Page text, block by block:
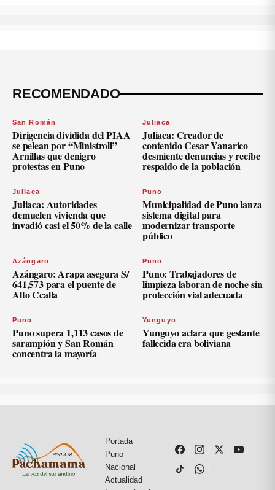
RECOMENDADO
San Román
Dirigencia dividida del PIAA
se pelean por “Ministroll”
Arnillas que denigro
protestas en Puno
Juliaca
Juliaca: Creador de
contenido Cesar Yanarico
desmiente denuncias y recibe
respaldo de la población
Juliaca
Juliaca: Autoridades
demuelen vivienda que
invadió casi el 50% de la calle
Puno
Municipalidad de Puno lanza
sistema digital para
modernizar transporte
público
Azángaro
Azángaro: Arapa asegura S/
641,573 para el puente de
Alto Ccalla
Puno
Puno: Trabajadores de
limpieza laboran de noche sin
protección vial adecuada
Puno
Puno supera 1,113 casos de
sarampión y San Román
concentra la mayoría
Yunguyo
Yunguyo aclara que gestante
fallecida era boliviana
Portada
Puno
Nacional
Actualidad